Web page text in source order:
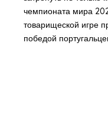
чемпионата мира
товарищеской игре
победой